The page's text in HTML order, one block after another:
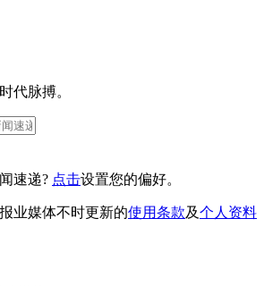
代脉搏。
速递? 点击设置您的偏好。
业媒体不时更新的使用条款及个人资料